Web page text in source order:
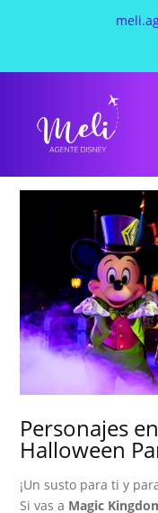
Personajes
Halloween
¡Un susto para ti y
Si vas a Magic